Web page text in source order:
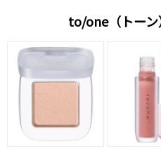
to/one（トー